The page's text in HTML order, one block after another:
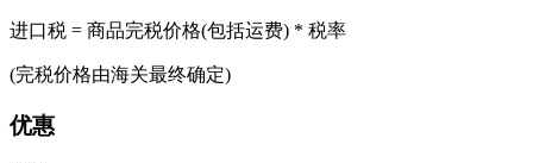
进口税 = 商品完税价格(包括运费) * 税率
(完税价格由海关最终确定)
优惠